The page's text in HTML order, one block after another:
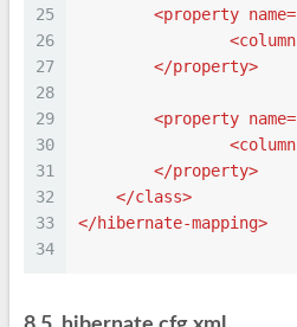
25
26
27
28
29
30
31
32
33
34
<property name=
<column
</property>
<property name=
<column
</property>
</class>
</hibernate-mapping>